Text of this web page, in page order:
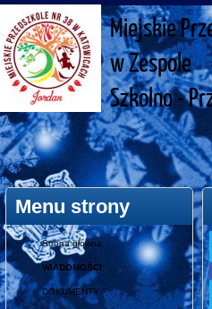
Miejskie
w Zespole
Szkolno -
Menu strony
Strona główna
WIADOMOŚCI
DOKUMENTY